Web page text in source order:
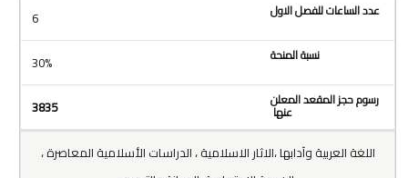
6
30%
3835
اللغة العربية وآدابها ،الاثار الاسلامية ، الدراسات الأسلامية المعاصرة ،